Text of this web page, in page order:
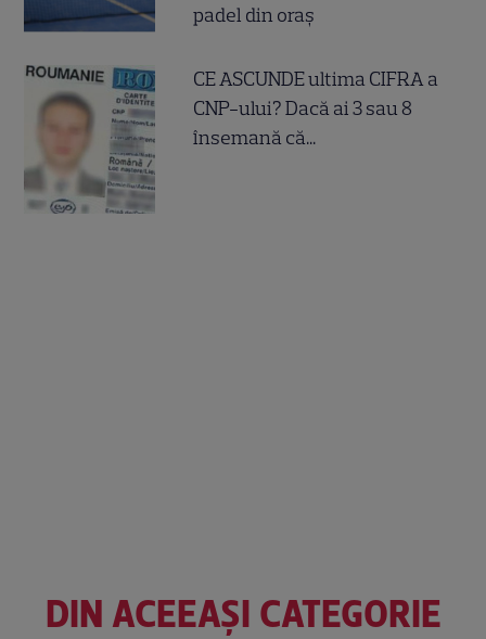
padel din oraș
CE ASCUNDE ultima CIFRA a
CNP-ului? Dacă ai 3 sau 8
însemană că...
DIN ACEEAȘI CATEGORIE